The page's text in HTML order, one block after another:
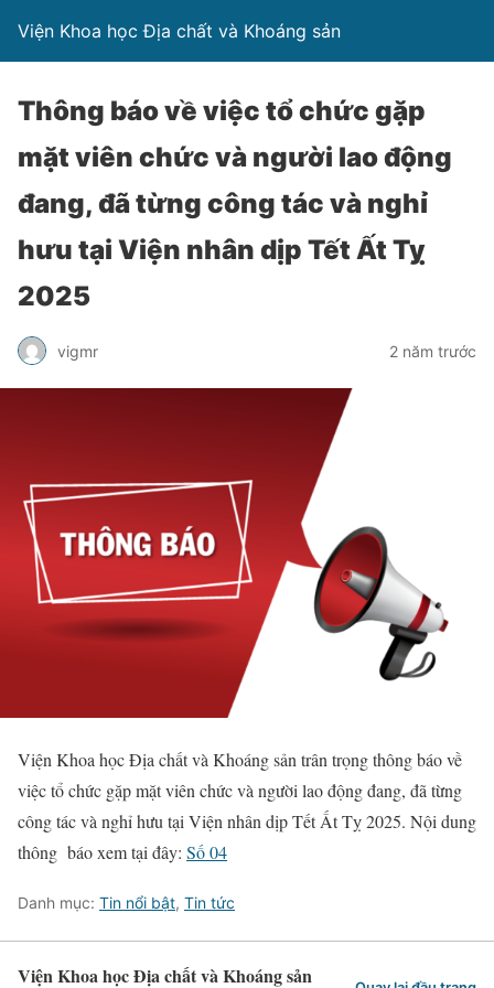
Viện Khoa học Địa chất và Khoáng sản
Thông báo về việc tổ chức gặp
mặt viên chức và người lao động
đang, đã từng công tác và nghỉ
hưu tại Viện nhân dịp Tết Ất Tỵ
2025
vigmr 2 năm trước
Viện Khoa học Địa chất và Khoáng sản trân trọng thông báo về
việc tổ chức gặp mặt viên chức và người lao động đang, đã từng
công tác và nghỉ hưu tại Viện nhân dịp Tết Ất Tỵ 2025. Nội dung
thông báo xem tại đây: Số 04
Danh mục: Tin nổi bật, Tin tức
Viện Khoa học Địa chất và Khoáng sản